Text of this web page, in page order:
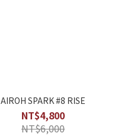
AIROH SPARK #8 RISE
NT$4,800
NT$6,000